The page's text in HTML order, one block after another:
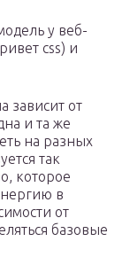
у веб-
css) и
зависит от
и та же
на разных
так
которое
в
от
базовые